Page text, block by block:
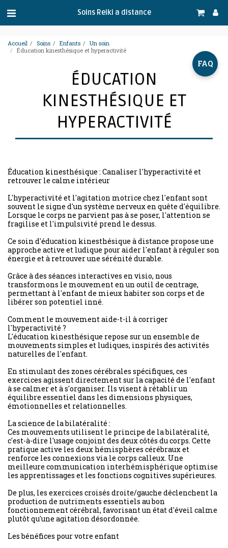
FAQ
Soins Reiki a distance
Accueil Soins Enfants
Un soin
Éducation kinesthésique et hyperactivité
ÉDUCATION
KINESTHÉSIQUE ET
HYPERACTIVITÉ
Éducation kinesthésique : Canaliser l'hyperactivité et
retrouver le calme intérieur
L'hyperactivité et l'agitation motrice chez l'enfant sont
souvent le signe d'un système nerveux en quête d'équilibre.
Lorsque le corps ne parvient pas à se poser, l'attention se
fragilise et l'impulsivité prend le dessus.
Ce soin d'éducation kinesthésique à distance propose une
approche active et ludique pour aider l'enfant à réguler son
énergie et à retrouver une sérénité durable.
Grâce à des séances interactives en visio, nous
transformons le mouvement en un outil de centrage,
permettant à l'enfant de mieux habiter son corps et de
libérer son potentiel inné.
Comment le mouvement aide-t-il à corriger
l'hyperactivité ?
L'éducation kinesthésique repose sur un ensemble de
mouvements simples et ludiques, inspirés des activités
naturelles de l'enfant.
En stimulant des zones cérébrales spécifiques, ces
exercices agissent directement sur la capacité de l'enfant
à se calmer et à s'organiser. Ils visent à rétablir un
équilibre essentiel dans les dimensions physiques,
émotionnelles et relationnelles.
La science de la bilatéralité :
Ces mouvements utilisent le principe de la bilatéralité,
c'est-à-dire l'usage conjoint des deux côtés du corps. Cette
pratique active les deux hémisphères cérébraux et
renforce les connexions via le corps calleux. Une
meilleure communication interhémisphérique optimise
les apprentissages et les fonctions cognitives supérieures.
De plus, les exercices croisés droite/gauche déclenchent la
production de nutriments essentiels au bon
fonctionnement cérébral, favorisant un état d'éveil calme
plutôt qu'une agitation désordonnée.
Les bénéfices pour votre enfant